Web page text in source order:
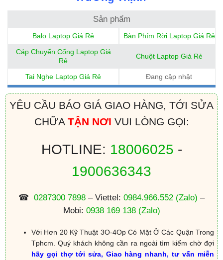
Sản phẩm
Balo Laptop Giá Rẻ
Bàn Phím Rời Laptop Giá Rẻ
Cáp Chuyển Cổng Laptop Giá
Rẻ
Chuột Laptop Giá Rẻ
Tai Nghe Laptop Giá Rẻ Đang cập nhật
YÊU CẦU BÁO GIÁ GIAO HÀNG, TỚI SỬA
CHỮA TẬN NƠI VUI LÒNG GỌI:
HOTLINE: 18006025 -
1900636343
☎ 0287300 7898 – Viettel: 0984.966.552 (Zalo) –
Mobi: 0938 169 138 (Zalo)
Với Hơn 20 Kỹ Thuật 3O-4Op Có Mặt Ở Các Quận Trong
Tphcm. Quý khách không cần ra ngoài tìm kiếm chờ đợi
hãy gọi thợ tới sửa, Giao hàng nhanh, tư vấn miễn